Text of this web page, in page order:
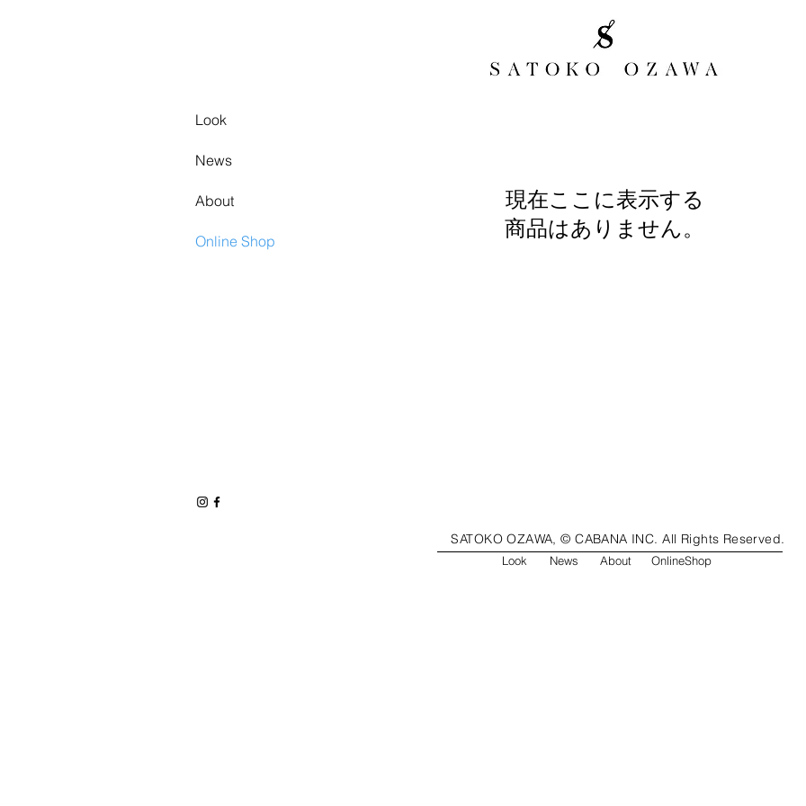
Look
News
About
Online Shop
現在ここに表示する
商品はありません。
SATOKO OZAWA, © CABANA INC. All Rights Reserved.
OnlineShop
About
News
Look